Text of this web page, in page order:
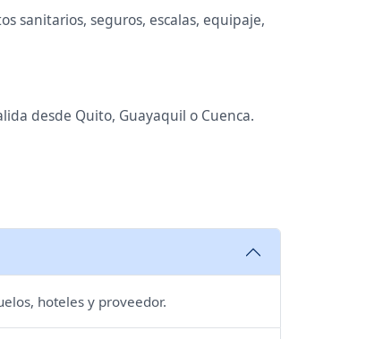
sanitarios, seguros, escalas, equipaje,
desde Quito, Guayaquil o Cuenca.
hoteles y proveedor.